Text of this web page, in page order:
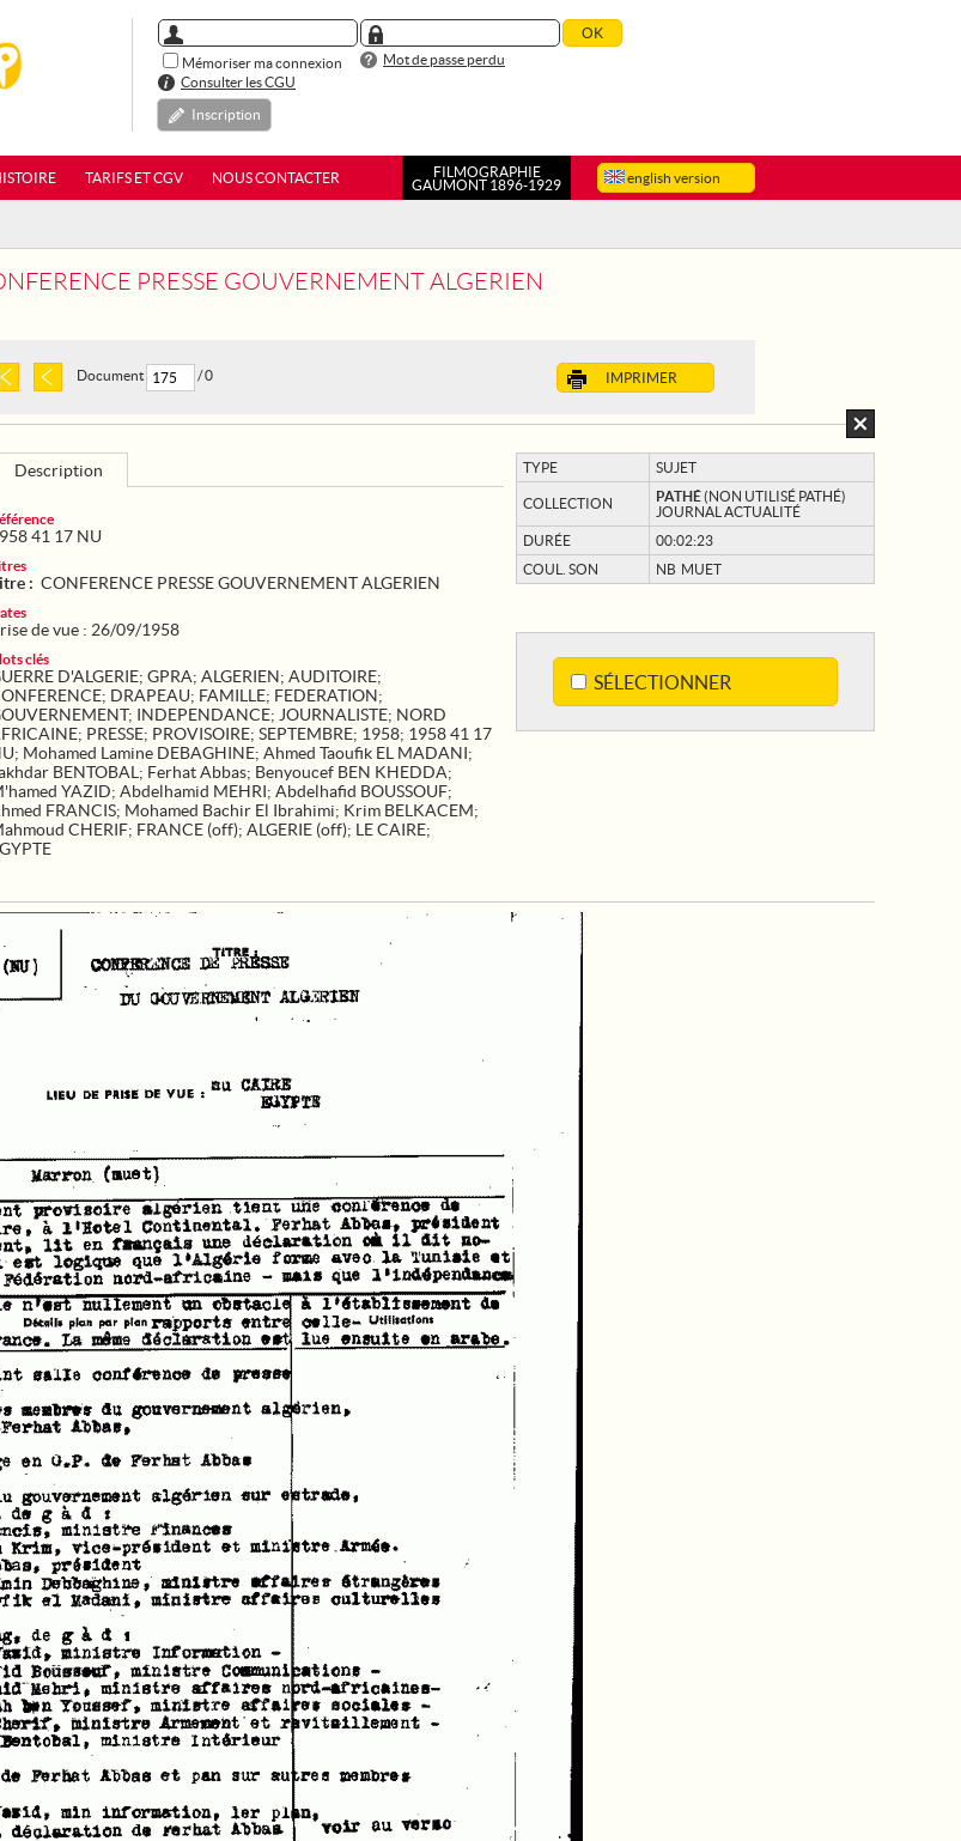
Mémoriser ma connexion
Mot de passe perdu
Consulter les CGU
Inscription
english version
TARIFS ET CGV NOUS CONTACTER
FILMOGRAPHIE
GAUMONT 1896-1929
PRESSE GOUVERNEMENT ALGERIEN
IMPRIMER
Document / 0
TYPE SUJET
COLLECTION PATHÉ(NON UTILISÉ PATHÉ)
JOURNAL ACTUALITÉ
DURÉE
00:02:23
COUL. SON
NB MUET
SÉLECTIONNER
Description
41 17 NU
: CONFERENCE PRESSE GOUVERNEMENT ALGERIEN
de vue : 26/09/1958
clés
D'ALGERIE; GPRA; ALGERIEN; AUDITOIRE;
; DRAPEAU; FAMILLE; FEDERATION;
; INDEPENDANCE; JOURNALISTE; NORD
; PRESSE; PROVISOIRE; SEPTEMBRE; 1958; 1958 41 17
; Mohamed Lamine DEBAGHINE; Ahmed Taoufik EL MADANI;
BENTOBAL ; Ferhat Abbas; Benyoucef BEN KHEDDA;
YAZID; Abdelhamid MEHRI; Abdelhafid BOUSSOUF;
FRANCIS; Mohamed Bachir El Ibrahimi; Krim BELKACEM;
CHERIF; FRANCE (off); ALGERIE (off); LE CAIRE;